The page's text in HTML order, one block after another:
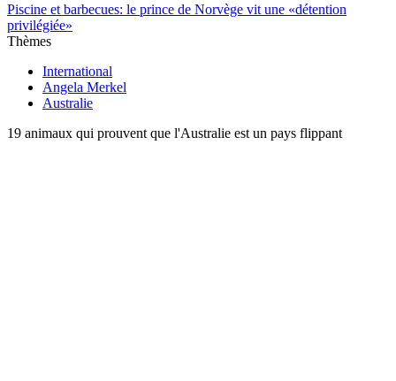
Piscine et barbecues: le prince de Norvège vit une «détention
privilégiée»
Thèmes
International
Angela Merkel
Australie
19 animaux qui prouvent que l'Australie est un pays flippant